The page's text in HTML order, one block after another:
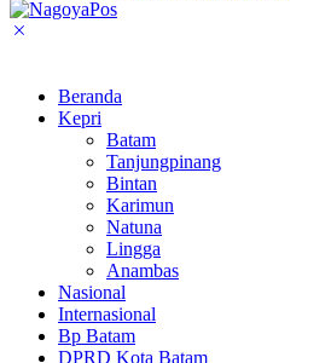
Beranda
Kepri
Batam
Tanjungpinang
Bintan
Karimun
Natuna
Lingga
Anambas
Nasional
Internasional
Bp Batam
DPRD Kota Batam